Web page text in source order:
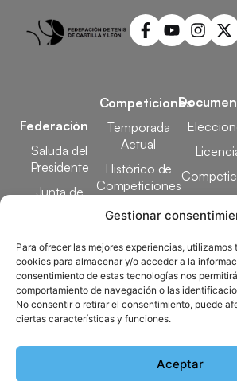
Gestionar
Para ofrecer las mejores experiencias, utilizamos
cookies para almacenar y/o acceder a la
consentimiento de estas tecnologías nos
comportamiento de navegación o las
No consentir o retirar el consentimiento, puede
ciertas características y funciones.
Aceptar
Federación
Saluda del
Presidente
Junta de
Elecciones
Clubes
Federados
Competiciones
Temporada
Actual
Histórico de
Competiciones
Designaciones
Docencia
Copyright © 2025 Federación de Tenis
Desarrollado por